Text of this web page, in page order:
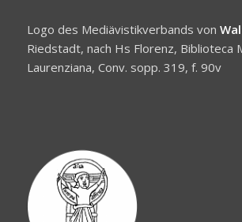
Logo des Mediävistikverbands von
Riedstadt, nach Hs Florenz, Biblioteca
Laurenziana, Conv. sopp. 319, f. 90v